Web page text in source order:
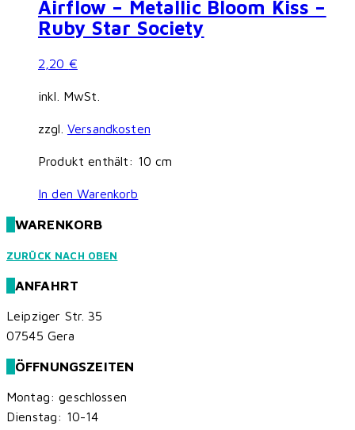
Airflow – Metallic Bloom Kiss –
Ruby Star Society
2,20 €
inkl. MwSt.
zzgl. Versandkosten
Produkt enthält: 10 cm
In den Warenkorb
WARENKORB
ZURÜCK NACH OBEN
ANFAHRT
Leipziger Str. 35
07545 Gera
ÖFFNUNGSZEITEN
Montag: geschlossen
Dienstag: 10-14